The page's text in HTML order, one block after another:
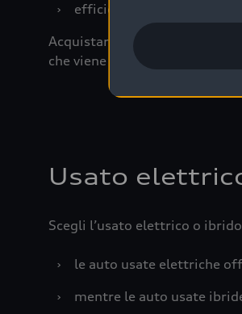
›
efficienza meccanica:
Acquistare un’auto usata in
che viene sottoposto a 110
Usato
Scegli l’usato elettrico o
›
le auto usate elettriche
›
mentre le auto usate